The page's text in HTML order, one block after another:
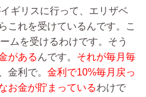
ギリスに行って、エリザベ
これを受けているんです。こ
ムを受けるわけです。そう
がある んです。 それが毎月毎
金利で。 金利で10%毎月戻っ
お金が貯まっているわけで